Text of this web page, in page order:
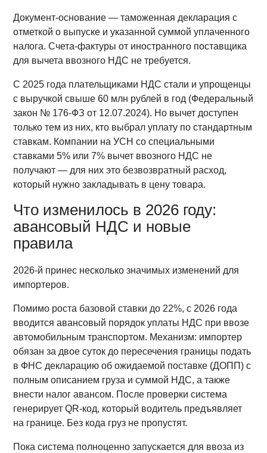
Документ-основание — таможенная декларация с
отметкой о выпуске и указанной суммой уплаченного
налога. Счета-фактуры от иностранного поставщика
для вычета ввозного НДС не требуется.
С 2025 года плательщиками НДС стали и упрощенцы
с выручкой свыше 60 млн рублей в год (Федеральный
закон № 176-ФЗ от 12.07.2024). Но вычет доступен
только тем из них, кто выбрал уплату по стандартным
ставкам. Компании на УСН со специальными
ставками 5% или 7% вычет ввозного НДС не
получают — для них это безвозвратный расход,
который нужно закладывать в цену товара.
Что изменилось в 2026 году:
авансовый НДС и новые
правила
2026-й принес несколько значимых изменений для
импортеров.
Помимо роста базовой ставки до 22%, с 2026 года
вводится авансовый порядок уплаты НДС при ввозе
автомобильным транспортом. Механизм: импортер
обязан за двое суток до пересечения границы подать
в ФНС декларацию об ожидаемой поставке (ДОПП) с
полным описанием груза и суммой НДС, а также
внести налог авансом. После проверки система
генерирует QR-код, который водитель предъявляет
на границе. Без кода груз не пропустят.
Пока система полноценно запускается для ввоза из